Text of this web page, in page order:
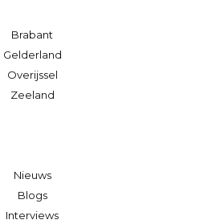
Brabant
Gelderland
Overijssel
Zeeland
Nieuws
Blogs
Interviews